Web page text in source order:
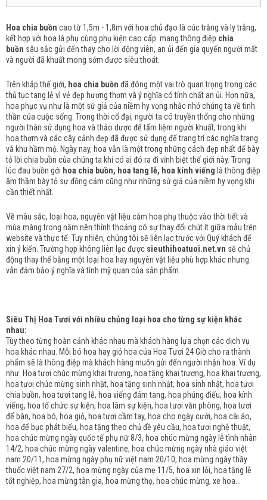
Hoa chia buồn cao từ 1,5m - 1,8m với hoa chủ đạo là cúc trắng và ly trắng,
kết hợp với hoa lá phụ cùng phụ kiện cao cấp mang thông điệp chia
buồn sâu sắc gửi đến thay cho lời động viên, an ủi đến gia quyến người mất
và người đã khuất mong sớm được siêu thoát.
Trên khắp thế giới, hoa chia buồn đã đóng một vai trò quan trọng trong các
thủ tục tang lễ vì vẻ đẹp hương thơm và ý nghĩa có tính chất an ủi. Hơn nữa,
hoa phục vụ như là một sứ giả của niềm hy vọng nhắc nhở chúng ta về tinh
thần của cuộc sống. Trong thời cổ đại, người ta có truyền thống cho những
người thân sử dụng hoa và thảo dược để tẩm liệm người khuất, trong khi
hoa thơm và các cây cảnh đẹp đã được sử dụng để trang trí các nghĩa trang
và khu hầm mộ. Ngày nay, hoa vẫn là một trong những cách đẹp nhất để bày
tỏ lời chia buồn của chúng ta khi có ai đó ra đi vĩnh biệt thế giới này. Trong
lúc đau buồn gởi hoa chia buồn, hoa tang lễ, hoa kính viếng là thông điệp
âm thầm bày tỏ sự đồng cảm cũng như những sứ giả của niềm hy vọng khi
cần thiết nhất.
Về màu sắc, loại hoa, nguyên vật liệu cắm hoa phụ thuộc vào thời tiết và
mùa màng trong năm nên thỉnh thoảng có sự thay đổi chút ít giữa mẫu trên
website và thực tế. Tuy nhiên, chúng tôi sẽ liên lạc trước với Quý khách để
xin ý kiến. Trường hợp không liên lạc được sieuthihoatuoi.net.vn sẽ chủ
động thay thế bằng một loại hoa hay nguyên vật liệu phù hợp khác nhưng
vẫn đảm bảo ý nghĩa và tính mỹ quan của sản phẩm.
Siêu Thị Hoa Tươi với nhiều chủng loại hoa cho từng sự kiện khác
nhau:
Tùy theo từng hoàn cảnh khác nhau mà khách hàng lựa chọn các dịch vụ
hoa khác nhau. Mỗi bó hoa hay giỏ hoa của Hoa Tươi 24 Giờ cho ra thành
phẩm sẽ là thông điệp mà khách hàng muốn gửi đến người nhận hoa. Ví dụ
như: Hoa tươi chúc mừng khai trương, hoa tặng khai trương, hoa khai trương,
hoa tươi chúc mừng sinh nhật, hoa tặng sinh nhật, hoa sinh nhật, hoa tươi
chia buồn, hoa tươi tang lễ, hoa viếng đám tang, hoa phúng điếu, hoa kính
viếng, hoa tổ chức sự kiện, hoa làm sự kiện, hoa tươi văn phòng, hoa tươi
để bàn, hoa bó, hoa giỏ, hoa tươi cầm tay, hoa cho ngày cưới, hoa cài áo,
hoa để bục phát biểu, hoa tặng theo chủ đề yêu cầu, hoa tươi nghệ thuật,
hoa chúc mừng ngày quốc tế phụ nữ 8/3, hoa chúc mừng ngày lễ tình nhân
14/2, hoa chúc mừng ngày valentine, hoa chúc mừng ngày nhà giáo việt
nam 20/11, hoa mừng ngày phụ nữ việt nam 20/10, hoa mừng ngày thầy
thuốc việt nam 27/2, hoa mừng ngày của mẹ 11/5, hoa xin lỗi, hoa tặng lễ
tốt nghiệp, hoa mừng tân gia, hoa mừng thọ, hoa chúc mừng, xe hoa...